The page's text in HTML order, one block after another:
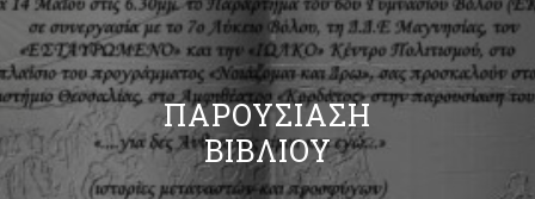
ΠΑΡΟΥΣΊΑΣΗ
ΒΙΒΛΊΟΥ